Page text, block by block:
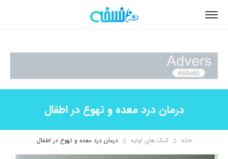
درمان درد معده و تهوع در اطفال
خانه کمک های اولیه درمان درد معده و تهوع در اطفال